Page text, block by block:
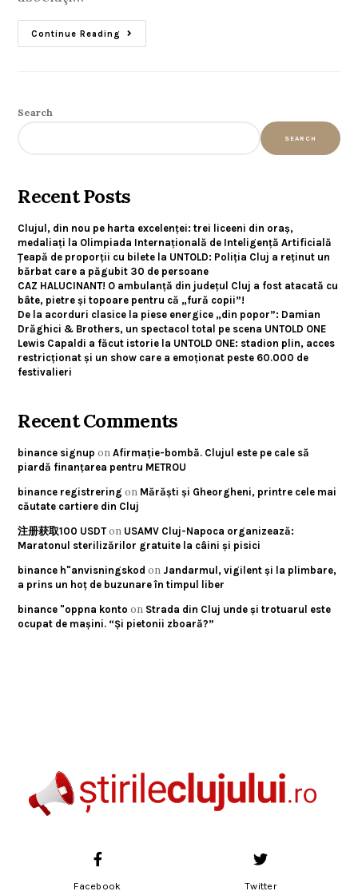
Continue Reading
Search
SEARCH
Recent Posts
Clujul, din nou pe harta excelenței: trei liceeni din oraș,
medaliați la Olimpiada Internațională de Inteligență Artificială
Țeapă de proporții cu bilete la UNTOLD: Poliția Cluj a reținut un
bărbat care a păgubit 30 de persoane
CAZ HALUCINANT! O ambulanță din județul Cluj a fost atacată cu
bâte, pietre și topoare pentru că „fură copii”!
De la acorduri clasice la piese energice „din popor”: Damian
Drăghici & Brothers, un spectacol total pe scena UNTOLD ONE
Lewis Capaldi a făcut istorie la UNTOLD ONE: stadion plin, acces
restricționat și un show care a emoționat peste 60.000 de
festivalieri
Recent Comments
binance signup onAfirmație-bombă. Clujul este pe cale să
piardă finanțarea pentru METROU
binance registrering on Mărăști și Gheorgheni, printre cele mai
căutate cartiere din Cluj
注册获取100 USDTon USAMV Cluj-Napoca organizează:
Maratonul sterilizărilor gratuite la câini și pisici
binance h"anvisningskod on Jandarmul, vigilent și la plimbare,
a prins un hoț de buzunare în timpul liber
binance "oppna konto on Strada din Cluj unde și trotuarul este
ocupat de mașini. “Și pietonii zboară?”
Facebook Twitter